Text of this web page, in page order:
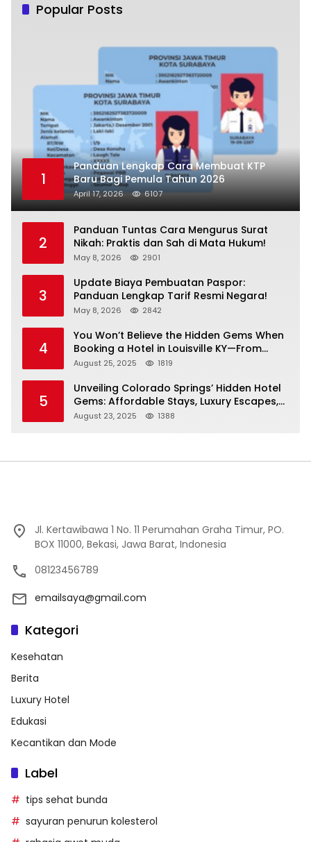
Popular Posts
1
Panduan Lengkap Cara Membuat KTP
Baru Bagi Pemula Tahun 2026
April 17, 2026 6107
2
Panduan Tuntas Cara Mengurus Surat
Nikah: Praktis dan Sah di Mata Hukum!
May 8, 2026 2901
3
Update Biaya Pembuatan Paspor:
Panduan Lengkap Tarif Resmi Negara!
May 8, 2026 2842
4
You Won’t Believe the Hidden Gems When
Booking a Hotel in Louisville KY—From
Cheap to Luxe!
August 25, 2025 1819
5
Unveiling Colorado Springs’ Hidden Hotel
Gems: Affordable Stays, Luxury Escapes,
and Everything In Between!
August 23, 2025 1388
Jl. Kertawibawa 1 No. 11 Perumahan Graha Timur, PO.
BOX 11000, Bekasi, Jawa Barat, Indonesia
08123456789
emailsaya@gmail.com
Kategori
Kesehatan
Berita
Luxury Hotel
Edukasi
Kecantikan dan Mode
Label
tips sehat bunda
sayuran penurun kolesterol